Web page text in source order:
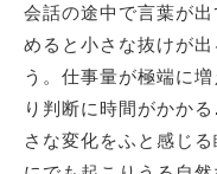
会話の途中で言葉が
めると小さな抜けが
う。仕事量が極端に
り判断に時間がかか
さな変化をふと感じ